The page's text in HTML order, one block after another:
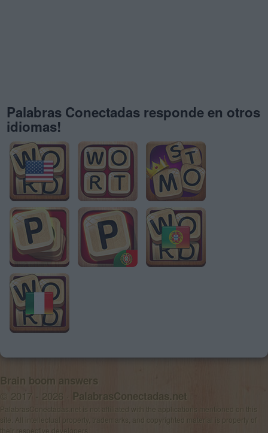
Palabras Conectadas responde en otros
idiomas!
Brain boom answers
© 2017 - 2026 · PalabrasConectadas.net
PalabrasConectadas.net is not affiliated with the applications mentioned on this
site. All intellectual property, trademarks, and copyrighted material is property of
their respective developers.